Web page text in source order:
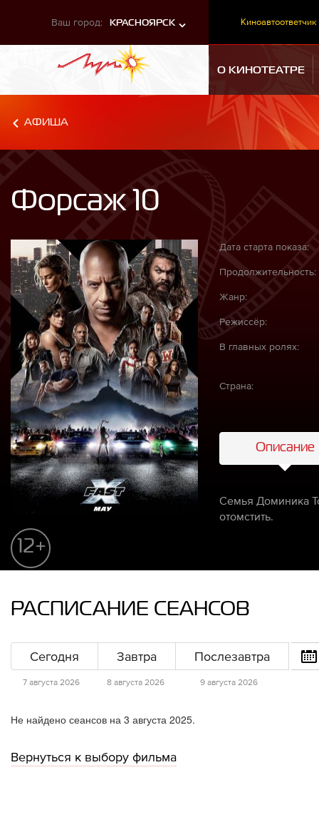
Ваш город: КРАСНОЯРСК Киноавтоответчик
О КИНОТЕАТРЕ
АФИША
Форсаж 10
12+
Дата старта показа:
Продолжительность:
Жанр:
Режиссёр:
В главных ролях:
Страна:
Описание
Семья Доминика
отомстить.
РАСПИСАНИЕ СЕАНСОВ
Сегодня
7 августа 2026
Завтра
8 августа 2026
Послезавтра
9 августа 2026
Не найдено сеансов на 3 августа 2025.
Вернуться к выбору фильма